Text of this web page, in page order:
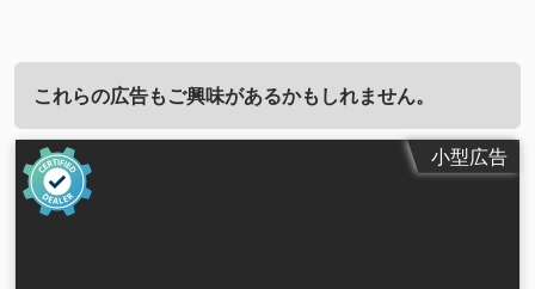
これらの広告もご興味があるかもしれません。
小型広告